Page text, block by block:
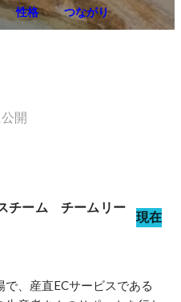
性格 つながり
開
チーム　チームリー
現在
、産直ECサービスである